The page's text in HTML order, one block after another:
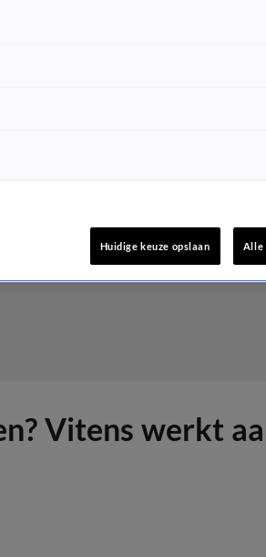
Vitens werkt
Huidige keuze opslaan Alle